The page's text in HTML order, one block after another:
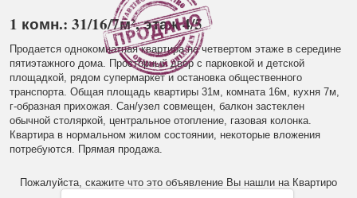
1 комн.: 31/16/7м², этаж 4/5
Продается однокомнатная квартира на четвертом этаже в середине
пятиэтажного дома. Просторный двор с парковкой и детской
площадкой, рядом супермаркет и остановка общественного
транспорта. Общая площадь квартиры 31м, комната 16м, кухня 7м,
г-образная прихожая. Сан/узел совмещен, балкон застеклен
обычной столяркой, центральное отопление, газовая колонка.
Квартира в нормальном жилом состоянии, некоторые вложения
потребуются. Прямая продажа.
Пожалуйста, скажите что это объявление Вы нашли на Квартиро